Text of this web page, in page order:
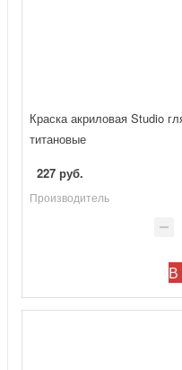
Краска акриловая Studio
титановые
227 руб.
Производитель
В